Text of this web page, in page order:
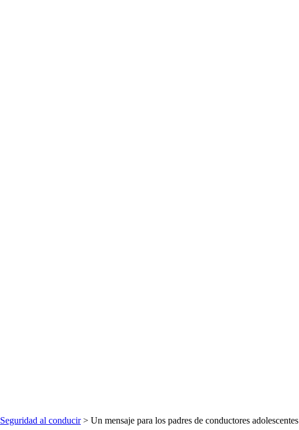
Seguridad al conducir> Un mensaje para los padres de conductores adolescentes